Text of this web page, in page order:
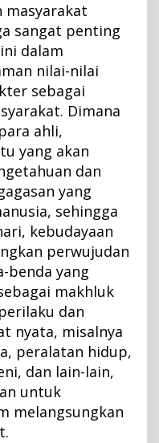
masyarakat
sangat penting
dalam
nilai-nilai
sebagai
Dimana
ahli,
yang akan
dan
yang
sehingga
kebudayaan
perwujudan
benda yang
makhluk
dan
nyata, misalnya
peralatan hidup,
dan lain-lain,
untuk
melangsungkan